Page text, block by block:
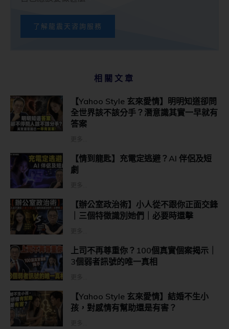
了解龍震天咨詢服務
相關文章
【Yahoo Style 玄來愛情】明明知道卻問
全世界該不該分手？潛意識其實一早就有
答案
【情到龍匙】充電定逃避？AI 伴侶及短
劇
【辦公室政治術】小人從不跟你正面交鋒
｜三個特徵識別她們｜必要時還擊
上司不再尊重你？100個真實個案揭示｜
3個弱者訊號的唯一真相
【Yahoo Style 玄來愛情】結婚不生小
孩，對感情有幫助還是有害？